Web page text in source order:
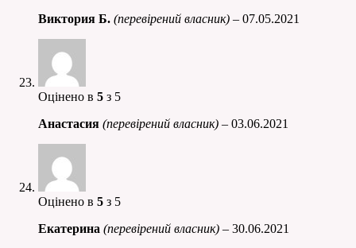
Виктория Б. (перевірений власник) – 07.05.2021
Оцінено в 5 з 5
Анастасия (перевірений власник) – 03.06.2021
Оцінено в 5 з 5
Екатерина (перевірений власник) – 30.06.2021